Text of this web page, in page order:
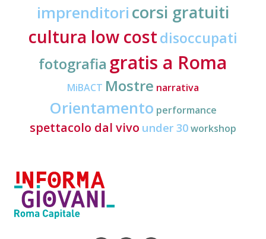
imprenditori corsi gratuiti
cultura low costdisoccupati
fotografia gratis a Roma
MiBACT Mostre narrativa
Orientamento performance
spettacolo dal vivo under 30workshop